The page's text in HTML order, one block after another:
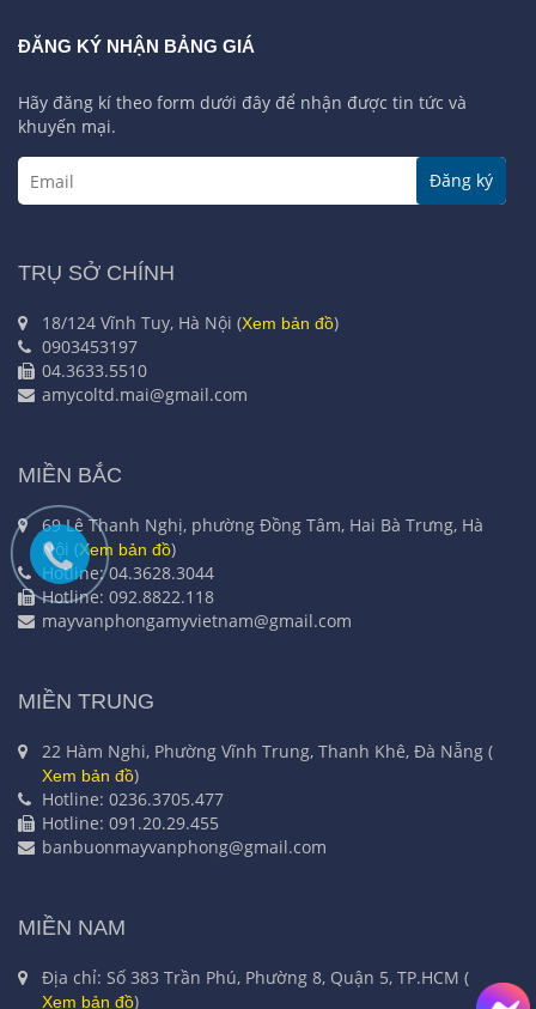
ĐĂNG KÝ NHẬN BẢNG GIÁ
Hãy đăng kí theo form dưới đây để nhận được tin tức và
khuyến mại.
Đăng ký
TRỤ SỞ CHÍNH
18/124 Vĩnh Tuy, Hà Nội (Xem bản đồ)
0903453197
04.3633.5510
amycoltd.mai@gmail.com
MIỀN BẮC
69 Lê Thanh Nghị, phường Đồng Tâm, Hai Bà Trưng, Hà
Nội (Xem bản đồ)
Hotline: 04.3628.3044
Hotline: 092.8822.118
mayvanphongamyvietnam@gmail.com
MIỀN TRUNG
22 Hàm Nghi, Phường Vĩnh Trung, Thanh Khê, Đà Nẵng (
Xem bản đồ)
Hotline: 0236.3705.477
Hotline: 091.20.29.455
banbuonmayvanphong@gmail.com
MIỀN NAM
Địa chỉ: Số 383 Trần Phú, Phường 8, Quận 5, TP.HCM (
Xem bản đồ)